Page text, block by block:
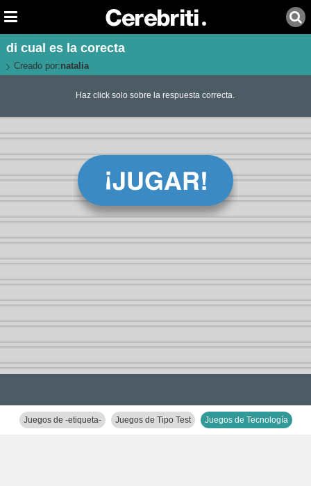
di cual es la corecta
Creado por:natalia
Haz click solo sobre la respuesta correcta.
Juegos de -etiqueta- Juegos de Tipo Test Juegos de Tecnología